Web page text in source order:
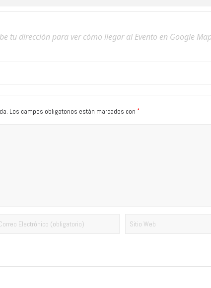
Los campos obligatorios están marcados con *